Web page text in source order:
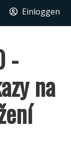
Einloggen
-
na